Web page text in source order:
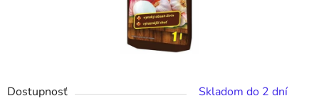
Dostupnosť
Skladom do 2 dní